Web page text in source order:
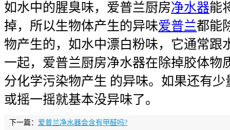
如水中的腥臭味，爱普兰厨房净水器能
掉，所以生物体产生的异味爱普兰都能
物产生的，如水中漂白粉味，它通常跟
一起，爱普兰厨房净水器在除掉胶体物
分化学污染物产生 的异味。如果还有
或摇一摇就基本没异味了。
下一篇： 爱普兰净水器会含有甲醛吗?